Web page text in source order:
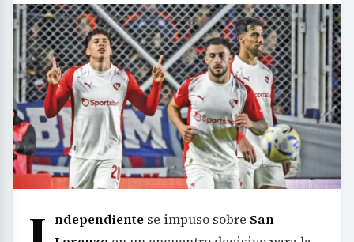
ndependiente se impuso sobre San